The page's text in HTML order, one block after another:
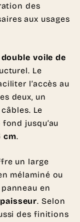
des
aux usages
double voile de
Le
l’accès au
deux, un
Le
jusqu’au
cm.
un large
mélaminé ou
en
. Selon
des finitions